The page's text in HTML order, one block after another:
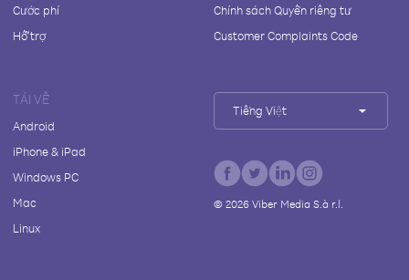
Cước phí
Hỗ trợ
Chính sách Quyền riêng tư
Customer Complaints Code
TẢI VỀ
Android
iPhone & iPad
Windows PC
Mac
Linux
Tiếng Việt
© 2026Viber Media S.à r.l.